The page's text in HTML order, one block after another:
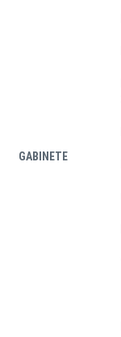
GABINETE